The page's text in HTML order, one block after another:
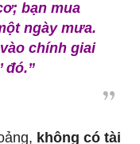
bạn mua
ngày mưa.
chính giai
đó.”
không có tài